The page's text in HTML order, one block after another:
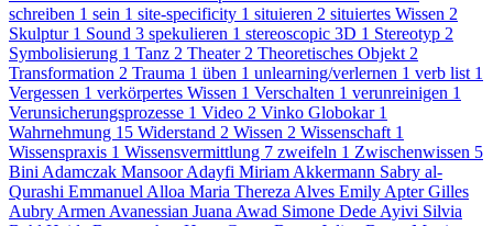
schreiben 1 sein 1 site-specificity 1 situieren 2 situiertes Wissen 2
Skulptur 1 Sound 3 spekulieren 1 stereoscopic 3D 1 Stereotyp 2
Symbolisierung 1 Tanz 2 Theater 2 Theoretisches Objekt 2
Transformation 2 Trauma 1 üben 1 unlearning/verlernen 1 verb list 1
Vergessen 1 verkörpertes Wissen 1 Verschalten 1 verunreinigen 1
Verunsicherungsprozesse 1 Video 2 Vinko Globokar 1
Wahrnehmung 15 Widerstand 2 Wissen 2 Wissenschaft 1
Wissenspraxis 1 Wissensvermittlung 7 zweifeln 1 Zwischenwissen 5
Bini Adamczak Mansoor Adayfi Miriam Akkermann Sabry al-
Qurashi Emmanuel Alloa Maria Thereza Alves Emily ApterGilles
Aubry Armen Avanessian Juana Awad Simone Dede Ayivi Silvia